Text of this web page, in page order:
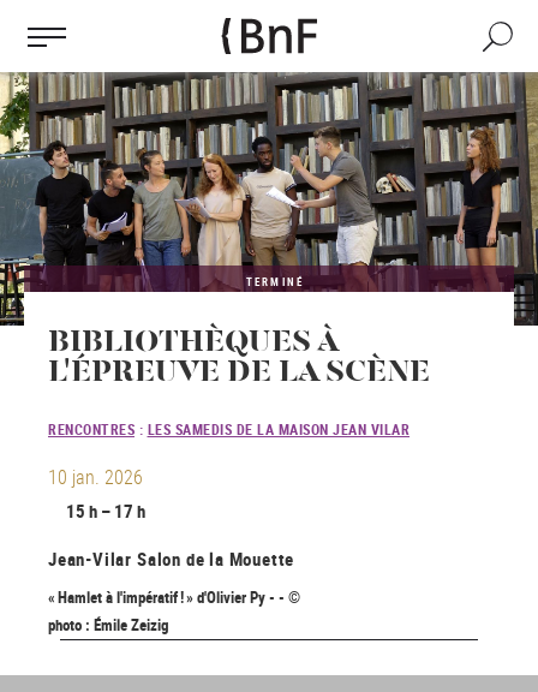
contenu
principal
Recherche
TERMINÉ
BIBLIOTHÈQUES À
L'ÉPREUVE DE LA SCÈNE
RENCONTRES : LES SAMEDIS DE LA MAISON JEAN VILAR
10 jan. 2026
15 h – 17 h
Jean-Vilar Salon de la Mouette
« Hamlet à l'impératif ! » d'Olivier Py - - ©
photo : Émile Zeizig